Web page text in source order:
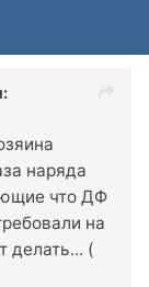
наряда
что ДФ
на
делать... (